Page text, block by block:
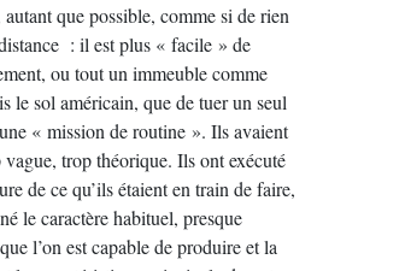
que possible, comme si de rien
: il est plus « facile » de
ou tout un immeuble comme
le sol américain, que de tuer un seul
« mission de routine ». Ils avaient
trop théorique. Ils ont exécuté
de ce qu’ils étaient en train de faire,
le caractère habituel, presque
l’on est capable de produire et la